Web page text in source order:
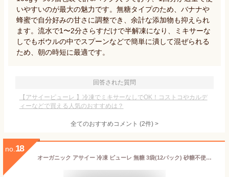
いやすいのが最大の魅力です。無糖タイプのため、バナナや
蜂蜜で自分好みの甘さに調整でき、余計な添加物も抑えられ
ます。流水で1〜2分さらすだけで半解凍になり、ミキサーな
しでもボウルの中でスプーンなどで簡単に潰して混ぜられる
ため、朝の時短に最適です。
回答された質問
【アサイーピューレ 】冷凍でミキサーなしでOK！コストコやカルデ
ィーなどで買える人気のおすすめは？
全てのおすすめコメント (2件) >
no. 18
オーガニック アサイー 冷凍 ピューレ 無糖 3袋(12パック) 砂糖不使用 有機JAS認定 スーパーフード 美容 スムージー アサイーボウル スーパーフード 高ポリフェノール 鉄分 食物繊維豊富 無農薬 サンバゾン